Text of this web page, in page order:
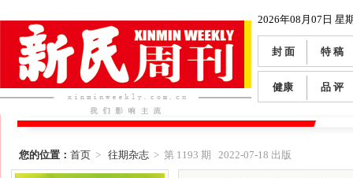
2026年08月07日 星
封 面 特 稿
健康 品 评
您的位置： 首页> 往期杂志> 第 1193 期 2022-07-18 出版